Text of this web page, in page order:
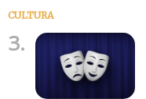
CULTURA
3.